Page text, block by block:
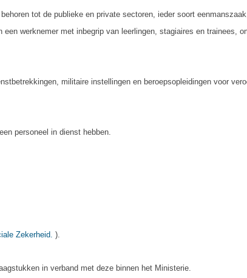
tot de publieke en private sectoren, ieder soort
werknemer met inbegrip van leerlingen, stagiaires en trainees,
militaire instellingen en beroepsopleidingen voor
personeel in dienst hebben.
Zekerheid. ).
in verband met deze binnen het Ministerie.